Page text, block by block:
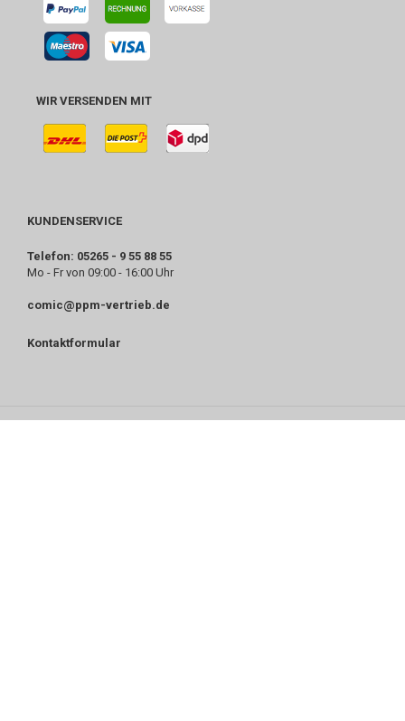
WIR VERSENDEN MIT
KUNDENSERVICE
Telefon: 05265 - 9 55 88 55
Mo - Fr von 09:00 - 16:00 Uhr
comic@ppm-vertrieb.de
Kontaktformular